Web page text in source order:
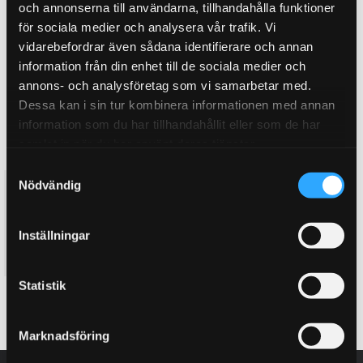
och annonserna till användarna, tillhandahålla funktioner
för sociala medier och analysera vår trafik. Vi
vidarebefordrar även sådana identifierare och annan
information från din enhet till de sociala medier och
annons- och analysföretag som vi samarbetar med.
Dessa kan i sin tur kombinera informationen med annan
information som du har tillhandahållit eller som de har
Nödvändig
Inställningar
Statistik
Marknadsföring
Topplockspackning WPR 3-
3,55mm